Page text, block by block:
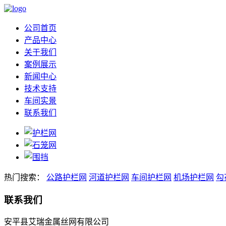
公司首页
产品中心
关于我们
案例展示
新闻中心
技术支持
车间实景
联系我们
热门搜索： 公路护栏网 河道护栏网 车间护栏网 机场护栏网 勾
联系我们
安平县艾瑞金属丝网有限公司